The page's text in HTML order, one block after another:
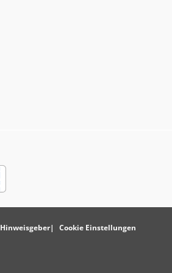
Hinweisgeber Cookie Einstellungen